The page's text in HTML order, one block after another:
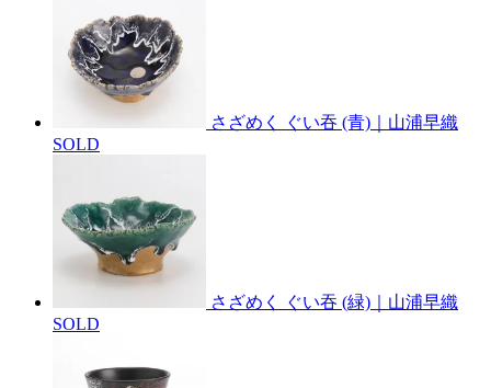
さざめく ぐい吞 (青)｜山浦早織
SOLD
さざめく ぐい吞 (緑)｜山浦早織
SOLD